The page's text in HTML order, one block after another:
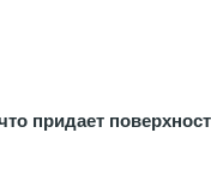
придает